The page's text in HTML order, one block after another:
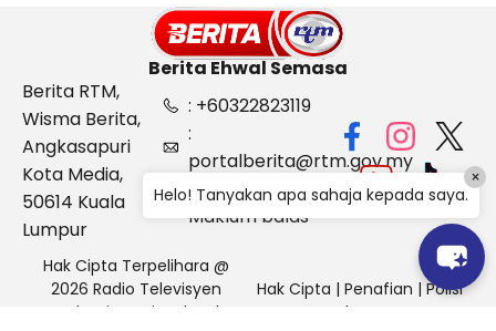
Berita Ehwal Semasa
Berita RTM,
Wisma Berita,
Angkasapuri
Kota Media,
50614 Kuala
Lumpur
: +60322823119
:
portalberita@rtm.gov.my
: Aduan &
Maklum balas
Hak Cipta Terpelihara @
2026 Radio Televisyen
Malaysia, Berita Ehwal
Hak Cipta | Penafian | Polisi
Keselamatan
Helo! Tanyakan apa sahaja kepada saya.
×